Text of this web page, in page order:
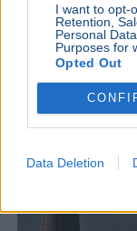
I want to opt-
Retention,
Personal
Purposes for
Opted Out
Data Deletion
állítottak le